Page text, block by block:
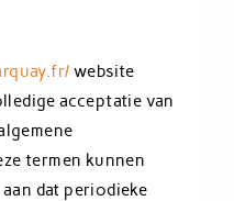
website
acceptatie van
termen kunnen
dat periodieke